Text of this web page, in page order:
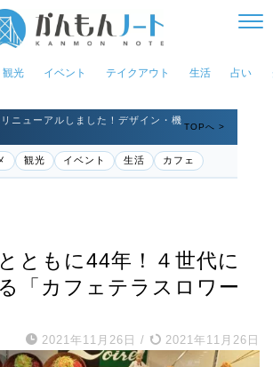
観光 イベント テイクアウト 生活 占い
ニューアルしました！デザイン・機
TOPへ >
観光 イベント 生活 カフェ
ともに44年！４世代に
「カフェテラスロワー
2021年11月26日 / 2021年11月26日